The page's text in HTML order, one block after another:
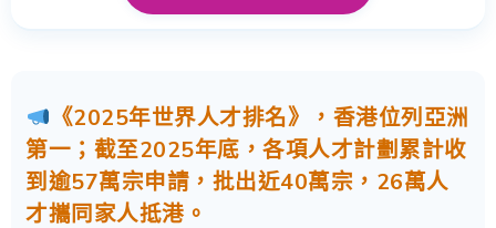
《2025年世界人才排名》，香港位列亞洲
第一；截至2025年底，各項人才計劃累計收
到逾57萬宗申請，批出近40萬宗，26萬人
才攜同家人抵港。